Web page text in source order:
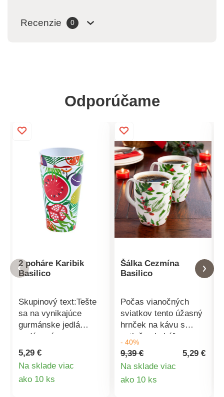
Recenzie 0
Odporúčame
2 poháre Karibik
Basilico
Skupinový text:Tešte
sa na vynikajúce
gurmánske jedlá
podávané v novom
riade v karibskom
dizajne. Prinesie farby
na Váš stôl a všetkým
bude chutiť ešte viac –
5,29 €
Na sklade viac
ako 10 ks
Šálka Cezmína
Basilico
Počas vianočných
sviatkov tento úžasný
hrnček na kávu s
potlačou bobúľ a
cezmíny podtrhne
slávnostnú náladu.
- 40%
9,39 €
5,29 €
Na sklade viac
ako 10 ks